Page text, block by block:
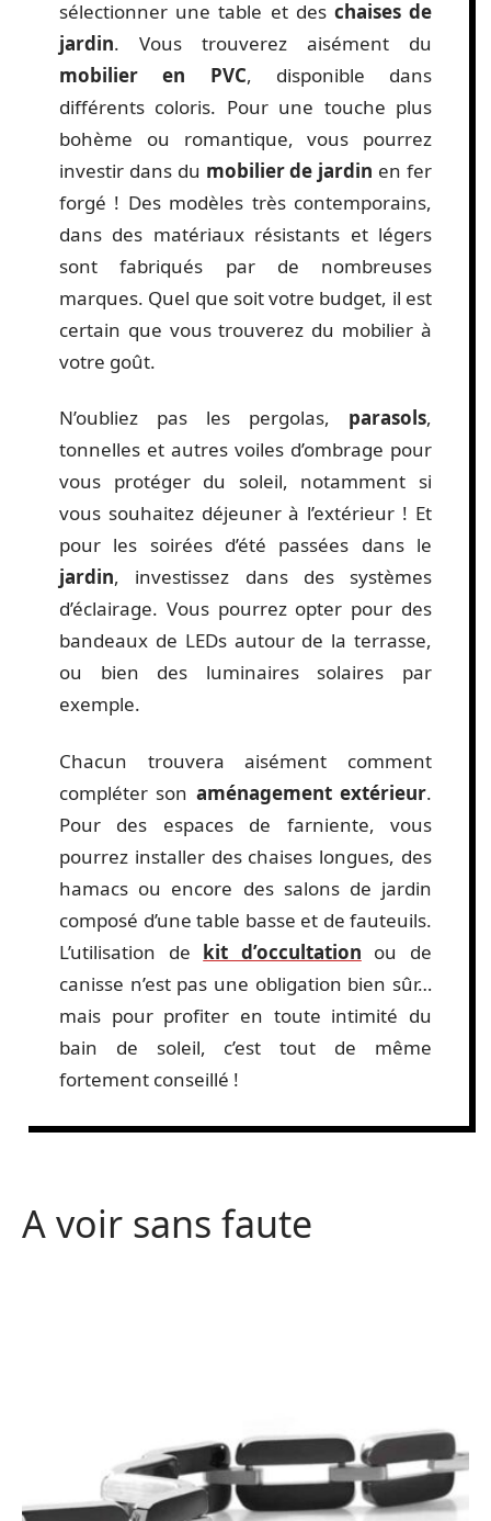
sélectionner une table et des chaises de
jardin. Vous trouverez aisément du
mobilier en PVC, disponible dans
différents coloris. Pour une touche plus
bohème ou romantique, vous pourrez
investir dans du mobilier de jardin en fer
forgé ! Des modèles très contemporains,
dans des matériaux résistants et légers
sont fabriqués par de nombreuses
marques. Quel que soit votre budget, il est
certain que vous trouverez du mobilier à
votre goût.
N’oubliez pas les pergolas, parasols,
tonnelles et autres voiles d’ombrage pour
vous protéger du soleil, notamment si
vous souhaitez déjeuner à l’extérieur ! Et
pour les soirées d’été passées dans le
jardin, investissez dans des systèmes
d’éclairage. Vous pourrez opter pour des
bandeaux de LEDs autour de la terrasse,
ou bien des luminaires solaires par
exemple.
Chacun trouvera aisément comment
compléter son aménagement extérieur.
Pour des espaces de farniente, vous
pourrez installer des chaises longues, des
hamacs ou encore des salons de jardin
composé d’une table basse et de fauteuils.
L’utilisation de kit d’occultation ou de
canisse n’est pas une obligation bien sûr…
mais pour profiter en toute intimité du
bain de soleil, c’est tout de même
fortement conseillé !
A voir sans faute